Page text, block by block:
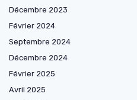
Décembre 2023
Février 2024
Septembre 2024
Décembre 2024
Février 2025
Avril 2025